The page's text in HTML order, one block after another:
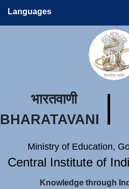
Languages
भारतवाणी
BHARATAVANI
Ministry of Education,
Central Institute of
Knowledge through